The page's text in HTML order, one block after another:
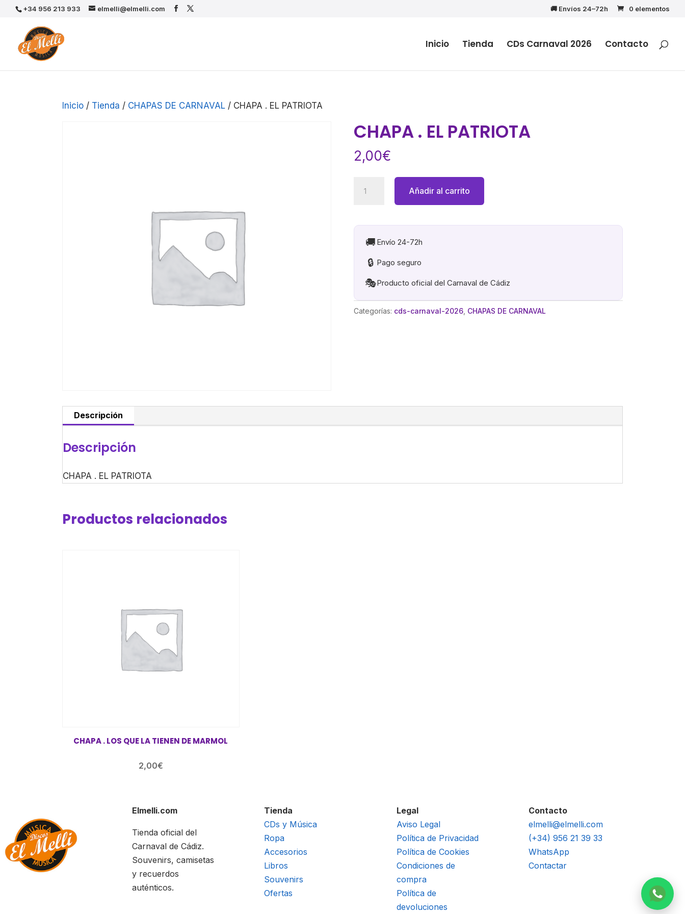
+34 956 213 933 elmelli@elmelli.com 🚚 Envíos 24–72h 0 elementos
Inicio Tienda CDs Carnaval 2026 Contacto
Inicio / Tienda / CHAPAS DE CARNAVAL / CHAPA . EL PATRIOTA
CHAPA . EL PATRIOTA
2,00€
PATRIOTA
cantidad
Añadir al carrito
🚚 Envío 24-72h
🔒 Pago seguro
🎭Producto oficial del Carnaval de Cádiz
Categorías: cds-carnaval-2026 CHAPAS DE CARNAVAL
Descripción
Descripción
CHAPA . EL PATRIOTA
Productos relacionados
CHAPA . LOS QUE LA TIENEN DE MARMOL
2,00€
Elmelli.com
Tienda oficial del
Carnaval de Cádiz.
Souvenirs, camisetas
y recuerdos
auténticos.
Tienda
CDs y Música
Ropa
Accesorios
Libros
Souvenirs
Ofertas
Legal
Aviso Legal
Política de Privacidad
Política de Cookies
Condiciones de
compra
Política de
devoluciones
Contacto
elmelli@elmelli.com
(+34) 956 21 39 33
WhatsApp
Contactar